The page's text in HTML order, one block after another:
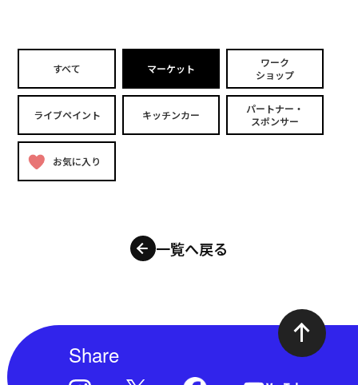
すべて マーケット
ワーク
ショップ
ライブペイント キッチンカー
パートナー・
スポンサー
お気に入り
一覧へ戻る
Share